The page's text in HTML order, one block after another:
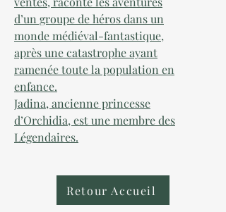
d’un groupe de héros dans un
monde médiéval-fantastique,
après une catastrophe ayant
ramenée toute la population en
enfance.
Jadina, ancienne princesse
d’Orchidia, est une membre des
Légendaires.
Retour Accueil